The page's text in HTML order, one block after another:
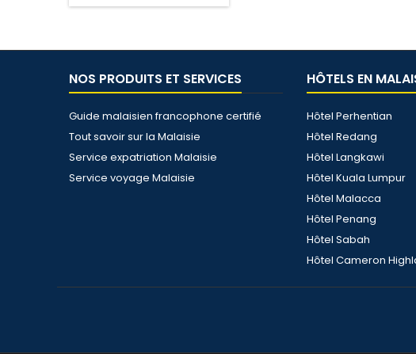
NOS PRODUITS ET SERVICES
Guide malaisien francophone certifié
Tout savoir sur la Malaisie
Service expatriation Malaisie
Service voyage Malaisie
HÔTELS EN
Hôtel Perhentian
Hôtel Redang
Hôtel Langkawi
Hôtel Kuala Lumpur
Hôtel Malacca
Hôtel Penang
Hôtel Sabah
Hôtel Cameron